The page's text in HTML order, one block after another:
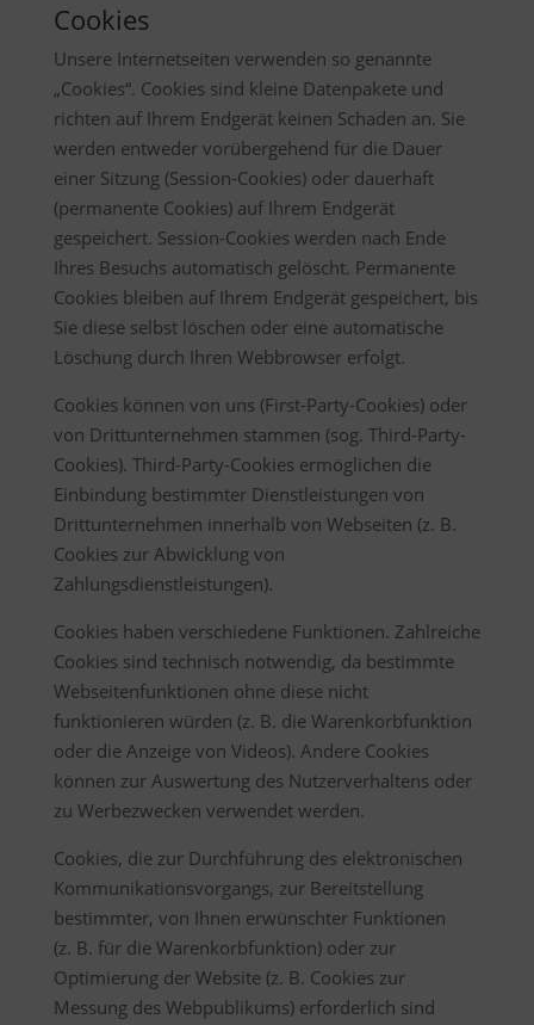
Cookies
Unsere Internetseiten verwenden so genannte
„Cookies“. Cookies sind kleine Datenpakete und
richten auf Ihrem Endgerät keinen Schaden an. Sie
werden entweder vorübergehend für die Dauer
einer Sitzung (Session-Cookies) oder dauerhaft
(permanente Cookies) auf Ihrem Endgerät
gespeichert. Session-Cookies werden nach Ende
Ihres Besuchs automatisch gelöscht. Permanente
Cookies bleiben auf Ihrem Endgerät gespeichert, bis
Sie diese selbst löschen oder eine automatische
Löschung durch Ihren Webbrowser erfolgt.
Cookies können von uns (First-Party-Cookies) oder
von Drittunternehmen stammen (sog. Third-Party-
Cookies). Third-Party-Cookies ermöglichen die
Einbindung bestimmter Dienstleistungen von
Drittunternehmen innerhalb von Webseiten (z. B.
Cookies zur Abwicklung von
Zahlungsdienstleistungen).
Cookies haben verschiedene Funktionen. Zahlreiche
Cookies sind technisch notwendig, da bestimmte
Webseitenfunktionen ohne diese nicht
funktionieren würden (z. B. die Warenkorbfunktion
oder die Anzeige von Videos). Andere Cookies
können zur Auswertung des Nutzerverhaltens oder
zu Werbezwecken verwendet werden.
Cookies, die zur Durchführung des elektronischen
Kommunikationsvorgangs, zur Bereitstellung
bestimmter, von Ihnen erwünschter Funktionen
(z. B. für die Warenkorbfunktion) oder zur
Optimierung der Website (z. B. Cookies zur
Messung des Webpublikums) erforderlich sind